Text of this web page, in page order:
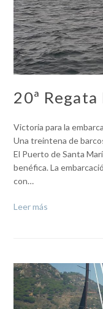
20ª
Victoria para la
Una treintena de
El Puerto de Santa
benéfica. La
con…
Leer más